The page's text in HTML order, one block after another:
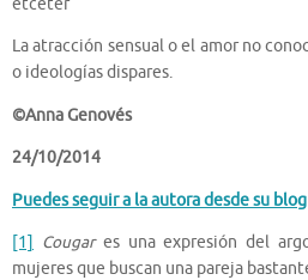
La atracción sensual o el amor no
o ideologías dispares.
©Anna Genovés
24/10/2014
Puedes seguir a la autora desde su blog
[1] Cougares una expresión del
mujeres que buscan una pareja